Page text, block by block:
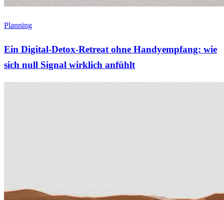
Planning
Ein Digital-Detox-Retreat ohne Handyempfang: wie
sich null Signal wirklich anfühlt